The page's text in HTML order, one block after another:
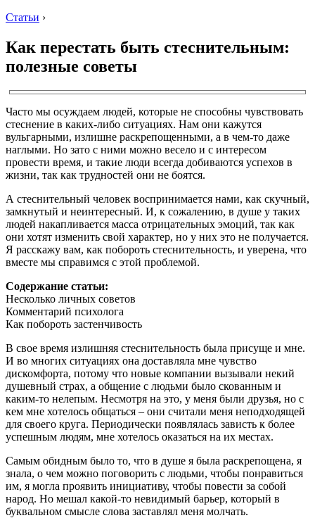
Статьи ›
Как перестать быть стеснительным:
полезные советы
Часто мы осуждаем людей, которые не способны чувствовать
стеснение в каких-либо ситуациях. Нам они кажутся
вульгарными, излишне раскрепощенными, а в чем-то даже
наглыми. Но зато с ними можно весело и с интересом
провести время, и такие люди всегда добиваются успехов в
жизни, так как трудностей они не боятся.
А стеснительный человек воспринимается нами, как скучный,
замкнутый и неинтересный. И, к сожалению, в душе у таких
людей накапливается масса отрицательных эмоций, так как
они хотят изменить свой характер, но у них это не получается.
Я расскажу вам, как побороть стеснительность, и уверена, что
вместе мы справимся с этой проблемой.
Содержание статьи:
Несколько личных советов
Комментарий психолога
Как побороть застенчивость
В свое время излишняя стеснительность была присуще и мне.
И во многих ситуациях она доставляла мне чувство
дискомфорта, потому что новые компании вызывали некий
душевный страх, а общение с людьми было скованным и
каким-то нелепым. Несмотря на это, у меня были друзья, но с
кем мне хотелось общаться – они считали меня неподходящей
для своего круга. Периодически появлялась зависть к более
успешным людям, мне хотелось оказаться на их местах.
Самым обидным было то, что в душе я была раскрепощена, я
знала, о чем можно поговорить с людьми, чтобы понравиться
им, я могла проявить инициативу, чтобы повести за собой
народ. Но мешал какой-то невидимый барьер, который в
буквальном смысле слова заставлял меня молчать.